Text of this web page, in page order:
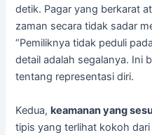
detik. Pagar yang berkarat
zaman secara tidak sadar
“Pemiliknya tidak peduli
detail adalah segalanya. Ini
tentang representasi diri.
Kedua,keamanan yang
tipis yang terlihat kokoh